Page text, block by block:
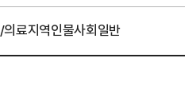
의료지역인물사회일반